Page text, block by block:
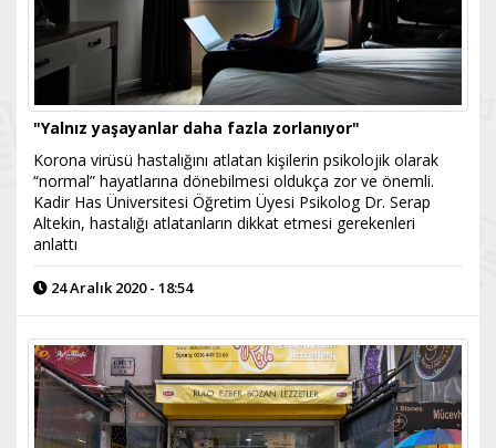
"Yalnız yaşayanlar daha fazla zorlanıyor"
Korona virüsü hastalığını atlatan kişilerin psikolojik olarak
“normal” hayatlarına dönebilmesi oldukça zor ve önemli.
Kadir Has Üniversitesi Öğretim Üyesi Psikolog Dr. Serap
Altekin, hastalığı atlatanların dikkat etmesi gerekenleri
anlattı
24 Aralık 2020 - 18:54